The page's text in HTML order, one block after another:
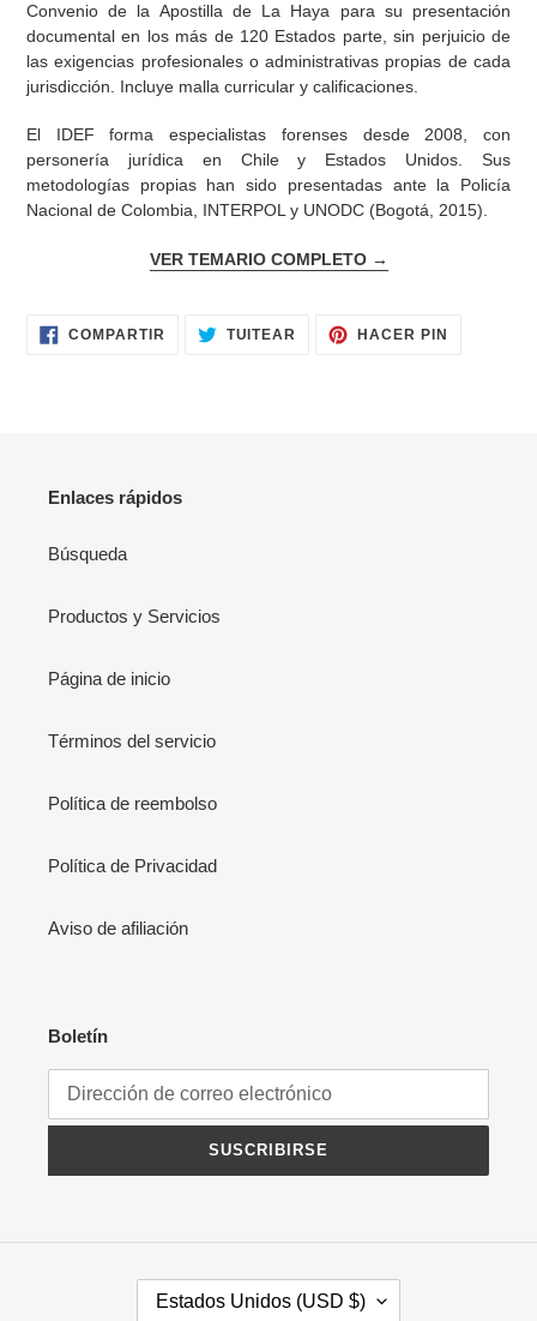
Convenio de la Apostilla de La Haya para su presentación
documental en los más de 120 Estados parte, sin perjuicio de
las exigencias profesionales o administrativas propias de cada
jurisdicción. Incluye malla curricular y calificaciones.
El IDEF forma especialistas forenses desde 2008, con
personería jurídica en Chile y Estados Unidos. Sus
metodologías propias han sido presentadas ante la Policía
Nacional de Colombia, INTERPOL y UNODC (Bogotá, 2015).
VER TEMARIO COMPLETO →
COMPARTIR COMPARTIRTUITEAR TUITEARHACER PIN
Enlaces rápidos
Búsqueda
Productos y Servicios
Página de inicio
Términos del servicio
Política de reembolso
Política de Privacidad
Aviso de afiliación
Boletín
SUSCRIBIRSE
Estados Unidos (USD $)